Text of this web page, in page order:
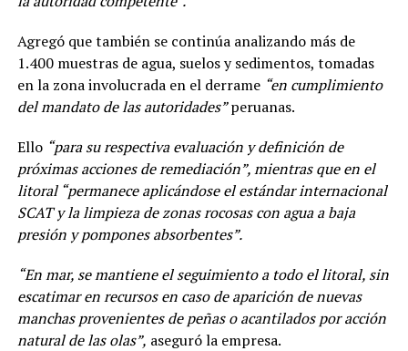
Agregó que también se continúa analizando más de
1.400 muestras de agua, suelos y sedimentos, tomadas
en la zona involucrada en el derrame “en cumplimiento
del mandato de las autoridades”peruanas.
Ello “para su respectiva evaluación y definición de
próximas acciones de remediación”, mientras que en el
litoral “permanece aplicándose el estándar internacional
SCAT y la limpieza de zonas rocosas con agua a baja
presión y pompones absorbentes”.
“En mar, se mantiene el seguimiento a todo el litoral, sin
escatimar en recursos en caso de aparición de nuevas
manchas provenientes de peñas o acantilados por acción
natural de las olas”, aseguró la empresa.